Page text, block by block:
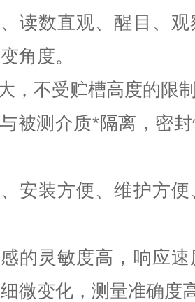
读数直观、醒目、
角度。
，不受贮槽高度的限
被测介质*隔离，密
安装方便、维护方
的灵敏度高，响应
微变化，测量准确度